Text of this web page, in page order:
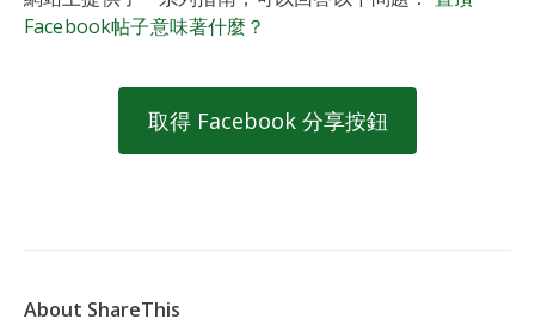
Facebook帖子意味著什麼？
取得 Facebook 分享按鈕
About ShareThis